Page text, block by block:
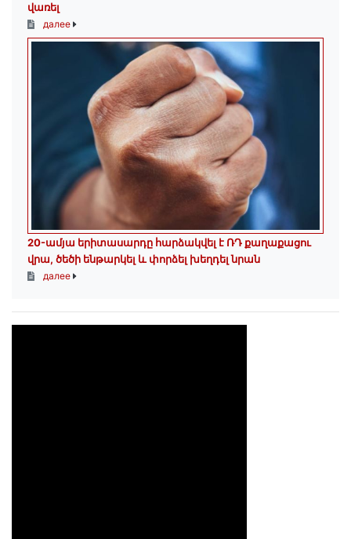
վառել
далее
20-ամյա երիտասարդը հարձակվել է ՌԴ քաղաքացու
վրա, ծեծի ենթարկել և փորձել խեղդել նրան
далее